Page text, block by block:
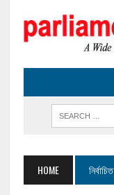
HOME নির্বাচিত